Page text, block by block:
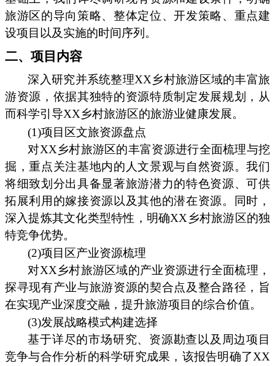
旅游区的导向策略、整体定位、开发策略、重点建
设项目以及实施的时间序列。
二、项目内容
深入研究并系统整理XX乡村旅游区域的丰富旅
游资源，依据其独特的资源特质制定发展规划，从
而科学引导XX乡村旅游区的旅游业健康发展。
(1)项目区文旅资源盘点
对XX乡村旅游区的丰富资源进行全面梳理与挖
掘，重点关注基地内的人文景观与自然资源。我们
将细致划分出具备显著旅游潜力的特色资源、可供
拓展利用的嫁接资源以及其他的潜在资源。同时，
深入提炼其文化类型特性，明确XX乡村旅游区的独
特竞争优势。
(2)项目区产业资源梳理
对XX乡村旅游区域的产业资源进行全面梳理，
探寻现有产业与旅游资源的契合点及整合路径，旨
在实现产业深度交融，提升旅游项目的综合价值。
(3)发展战略模式构建选择
基于详尽的市场研究、资源勘查以及周边项目
竞争与合作分析的科学研究成果，该报告明确了XX